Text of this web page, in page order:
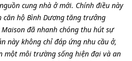
cung nhà ở mới. Chính điều này
hộ Bình Dương tăng trưởng
đã nhanh chóng thu hút sự
này không chỉ đáp ứng nhu cầu ở,
một môi trường sống hiện đại và an